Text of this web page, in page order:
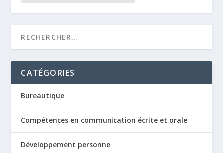
CATÉGORIES
Bureautique
Compétences en communication écrite et orale
Développement personnel